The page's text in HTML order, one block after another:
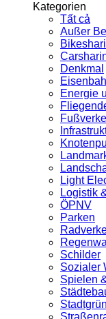
Kategorien
Tất cả
Außer
Denkmal
Energie
Light
Logistik
ÖPNV
Parken
Schilder
Sozialer
Spielen
Stadtgrün